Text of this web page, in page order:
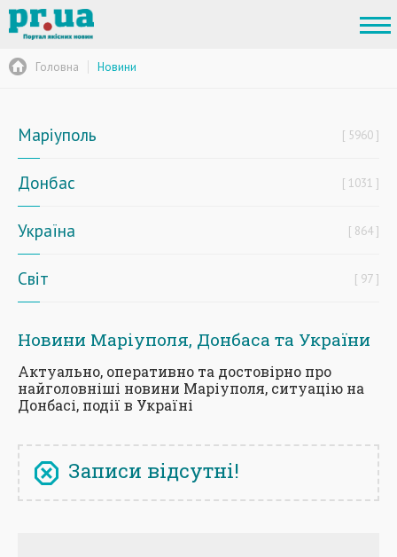
Головна Новини
Маріуполь 5960
Донбас 1031
Україна 864
Світ 97
Новини Маріуполя, Донбаса та України
Актуально, оперативно та достовірно про
найголовніші новини Маріуполя, ситуацію на
Донбасі, події в Україні
Записи відсутні!